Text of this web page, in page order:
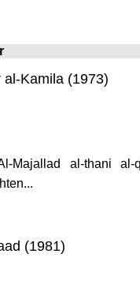
al-Kamila (1973)
Majallad al-thani al-
(1981)